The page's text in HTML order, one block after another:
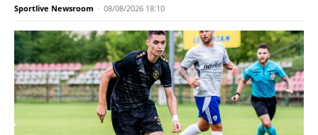
Sportlive Newsroom - 08/08/2026 18:10